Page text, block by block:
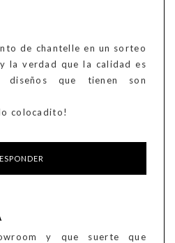
de chantelle en un sorteo
la verdad que la calidad es
que tienen son
colocadito!
y que suerte que